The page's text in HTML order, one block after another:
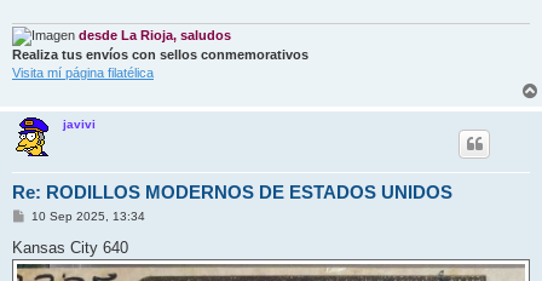
desde La Rioja, saludos
Realiza tus envíos con sellos conmemorativos
Visita mí página filatélica
javivi
Re: RODILLOS MODERNOS DE ESTADOS UNIDOS
M
n
s
a
10 Sep 2025, 13:34
Kansas City 640